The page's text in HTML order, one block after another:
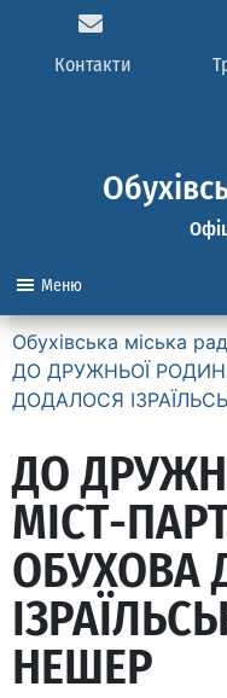
Контакти
Меню
Обухівська міська
ДО ДРУЖНЬОЇ
ДОДАЛОСЯ
ДО
МІСТ-
ОБУХОВА
НЕШЕР